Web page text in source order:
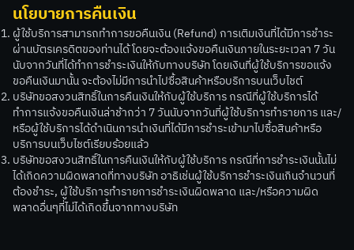
นโยบายการคืนเงิน
ผู้ใช้บริการสามารถทำการขอคืนเงิน (Refund) การเติมเงินที่ได้มีการชำระ
ผ่านบัตรเครดิตของท่านได้ โดยจะต้องแจ้งขอคืนเงินภายในระยะเวลา 7 วัน
นับจากวันที่ได้ทำการชำระเงินให้กับทางบริษัท โดยเงินที่ผู้ใช้บริการขอแจ้ง
ขอคืนเงินมานั้น จะต้องไม่มีการนำไปซื้อสินค้าหรือบริการบนเว็บไชต์
บริษัทขอสงวนสิทธิ์ในการคืนเงินให้กับผู้ใช้บริการ กรณีที่ผู้ใช้บริการได้
ทำการแจ้งขอคืนเงินล่าช้ากว่า 7 วันนับจากวันที่ผู้ใช้บริการทำรายการ และ/
หรือผู้ใช้บริการได้ดำเนินการนำเงินที่ได้มีการชำระเข้ามาไปซื้อสินค้าหรือ
บริการบนเว็บไชต์เรียบร้อยแล้ว
บริษัทขอสงวนสิทธิ์ในการคืนเงินให้กับผู้ใช้บริการ กรณีที่การชำระเงินนั้นไม่
ได้เกิดความผิดพลาดที่ทางบริษัท อาธิเช่นผู้ใช้บริการชำระเงินเกินจำนวนที่
ต้องชำระ, ผู้ใช้บริการทำรายการชำระเงินผิดพลาด และ/หรือความผิด
พลาดอื่นๆที่ไม่ได้เกิดขึ้นจากทางบริษัท